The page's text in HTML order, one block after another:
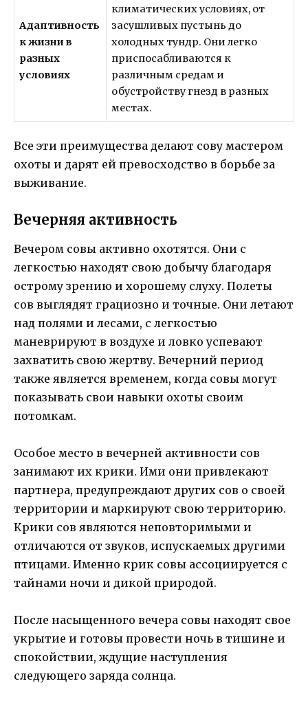
Адаптивность
к жизни в
разных
условиях
климатических условиях, от
засушливых пустынь до
холодных тундр. Они легко
приспосабливаются к
различным средам и
обустройству гнезд в разных
местах.
Все эти преимущества делают сову мастером
охоты и дарят ей превосходство в борьбе за
выживание.
Вечерняя активность
Вечером совы активно охотятся. Они с
легкостью находят свою добычу благодаря
острому зрению и хорошему слуху. Полеты
сов выглядят грациозно и точные. Они летают
над полями и лесами, с легкостью
маневрируют в воздухе и ловко успевают
захватить свою жертву. Вечерний период
также является временем, когда совы могут
показывать свои навыки охоты своим
потомкам.
Особое место в вечерней активности сов
занимают их крики. Ими они привлекают
партнера, предупреждают других сов о своей
территории и маркируют свою территорию.
Крики сов являются неповторимыми и
отличаются от звуков, испускаемых другими
птицами. Именно крик совы ассоциируется с
тайнами ночи и дикой природой.
После насыщенного вечера совы находят свое
укрытие и готовы провести ночь в тишине и
спокойствии, ждущие наступления
следующего заряда солнца.